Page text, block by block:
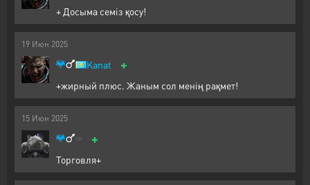
+ Досыма семіз қосу!
19 Июн 2025
Kanat +
+жирный плюс. Жаным сол менің рақмет!
15 Июн 2025
+
Торговля+